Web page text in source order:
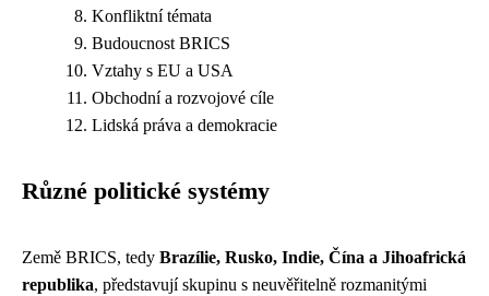
Konfliktní témata
Budoucnost BRICS
Vztahy s EU a USA
Obchodní a rozvojové cíle
Lidská práva a demokracie
Různé politické systémy
Země BRICS, tedy Brazílie, Rusko, Indie, Čína a Jihoafrická
republika, představují skupinu s neuvěřitelně rozmanitými